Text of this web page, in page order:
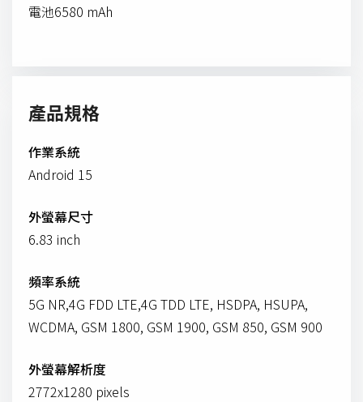
電池6580 mAh
產品規格
作業系統
Android 15
外螢幕尺寸
6.83 inch
頻率系統
5G NR,4G FDD LTE,4G TDD LTE, HSDPA, HSUPA,
WCDMA, GSM 1800, GSM 1900, GSM 850, GSM 900
外螢幕解析度
2772x1280 pixels